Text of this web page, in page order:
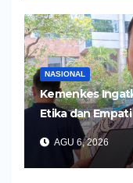
NASIONAL
Kemenkes
Etika dan
AGU 6, 2026